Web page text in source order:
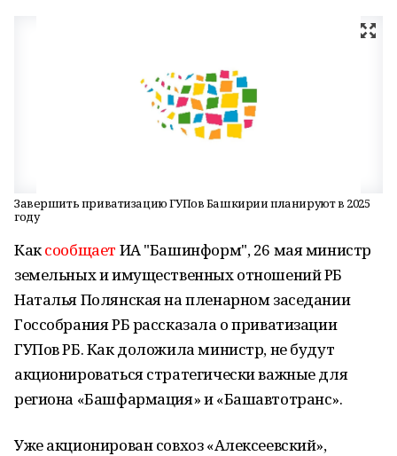
Завершить приватизацию ГУПов Башкирии планируют в 2025
году
Каксообщает ИА "Башинформ", 26 мая министр
земельных и имущественных отношений РБ
Наталья Полянская на пленарном заседании
Госсобрания РБ рассказала о приватизации
ГУПов РБ. Как доложила министр, не будут
акционироваться стратегически важные для
региона «Башфармация» и «Башавтотранс».
Уже акционирован совхоз «Алексеевский»,